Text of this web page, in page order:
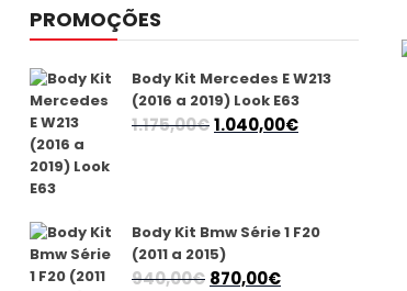
PROMOÇÕES
Body Kit Mercedes E W213
(2016 a 2019) Look E63
1.175,00€O
1.175,00€.
1.040,00€O
1.040,00€.
Body Kit Bmw Série 1 F20
(2011 a 2015)
940,00€ O
870,00€O